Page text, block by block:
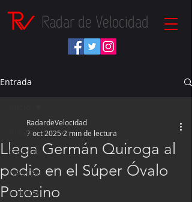
Radar de Velocidad
Entrada
Inicio
Fórmula 1
NASCAR
IndyCar
Llega Germán Quiroga al
podio en el Súper Óvalo
Potosino
RadardeVelocidad
7 oct 2025 2 min de lectura